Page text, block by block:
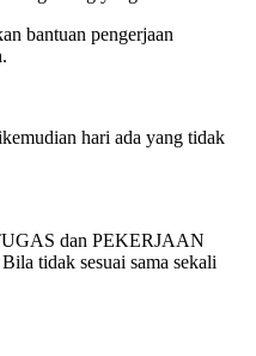
bantuan pengerjaan
hari ada yang tidak
dan PEKERJAAN
tidak sesuai sama sekali